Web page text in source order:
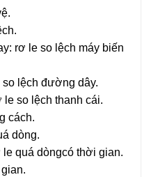
rơ le so lệch máy biến
lệch đường dây.
le so lệch thanh cái.
cách.
dòng.
quá dòngcó thời gian.